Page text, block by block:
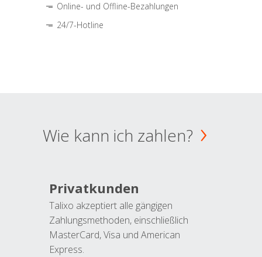
Online- und Offline-Bezahlungen
24/7-Hotline
Wie kann ich zahlen?
Privatkunden
Talixo akzeptiert alle gängigen
Zahlungsmethoden, einschließlich
MasterCard, Visa und American
Express.